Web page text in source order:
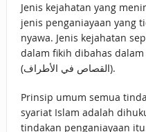
Jenis kejahatan yang
jenis penganiayaan yang
nyawa. Jenis kejahatan
dalam fikih dibahas
(القصاص في الأطراف).
Prinsip umum semua
syariat Islam adalah
tindakan penganiayaan